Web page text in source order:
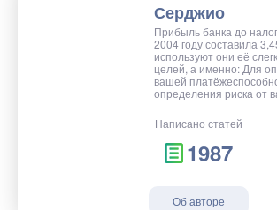
Серджио
Прибыль банка до
2004 году составила
используют они её
целей, а именно: Для
вашей
определения риска от
Написано статей
1987
Об авторе